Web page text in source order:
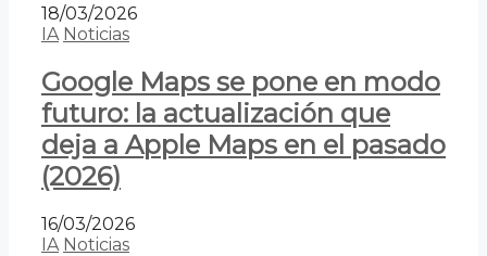
18/03/2026
IA Noticias
Google Maps se pone en modo
futuro: la actualización que
deja a Apple Maps en el pasado
(2026)
16/03/2026
IA Noticias